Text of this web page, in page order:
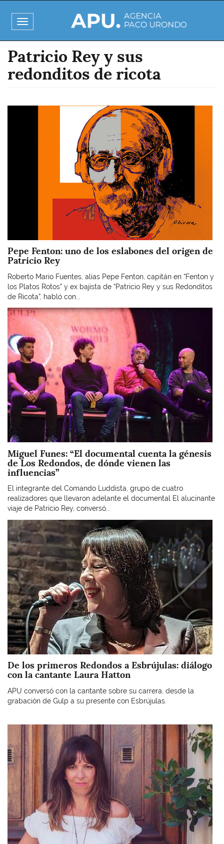
al
contenido
principal
Toggle
navigation
Patricio Rey y sus
redonditos de ricota
Pepe Fenton: uno de los eslabones del origen de
Patricio Rey
Roberto Mario Fuentes, alias Pepe Fenton, capitán en “Fenton y
los Platos Rotos” y ex bajista de “Patricio Rey y sus Redonditos
de Ricota”, habló con...
Imagen
Miguel Funes: “El documental cuenta la génesis
de Los Redondos, de dónde vienen las
influencias”
El integrante del Comando Luddista, grupo de cuatro
realizadores que llevaron adelante el documental El alucinante
viaje de Patricio Rey, conversó...
Imagen
De los primeros Redondos a Esbrújulas: diálogo
con la cantante Laura Hatton
APU conversó con la cantante sobre su carrera, desde la
grabación de Gulp a su presente con Esbrújulas.